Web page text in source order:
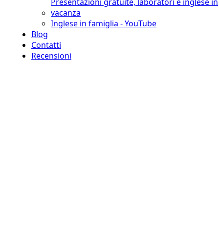
vacanza
Inglese in famiglia - YouTube
Blog
Contatti
Recensioni